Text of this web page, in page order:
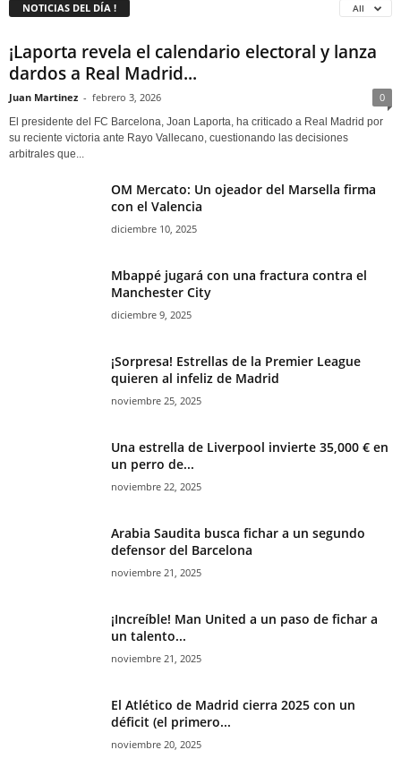
NOTICIAS DEL DÍA ! All
¡Laporta revela el calendario electoral y lanza
dardos a Real Madrid...
Juan Martinez - febrero 3, 2026 0
El presidente del FC Barcelona, Joan Laporta, ha criticado a Real Madrid por
su reciente victoria ante Rayo Vallecano, cuestionando las decisiones
arbitrales que...
OM Mercato: Un ojeador del Marsella firma
con el Valencia
diciembre 10, 2025
Mbappé jugará con una fractura contra el
Manchester City
diciembre 9, 2025
¡Sorpresa! Estrellas de la Premier League
quieren al infeliz de Madrid
noviembre 25, 2025
Una estrella de Liverpool invierte 35,000 € en
un perro de...
noviembre 22, 2025
Arabia Saudita busca fichar a un segundo
defensor del Barcelona
noviembre 21, 2025
¡Increíble! Man United a un paso de fichar a
un talento...
noviembre 21, 2025
El Atlético de Madrid cierra 2025 con un
déficit (el primero...
noviembre 20, 2025